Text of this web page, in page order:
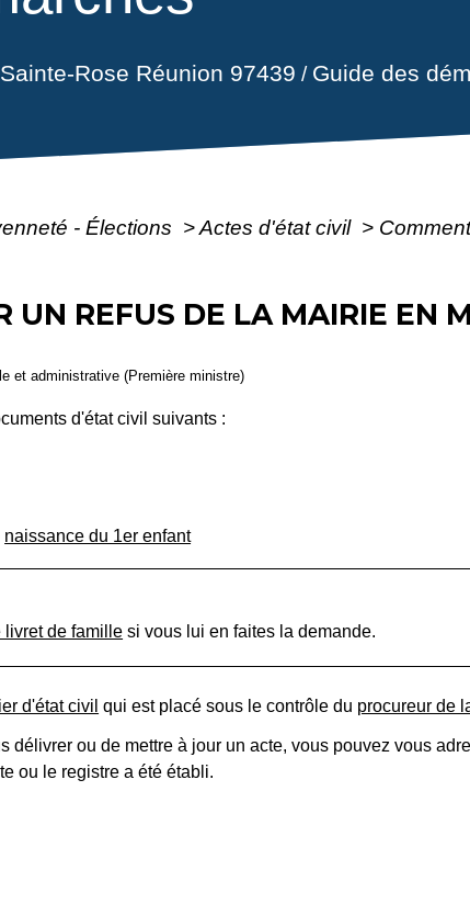
Rose Réunion 97439 / Guide des
- Élections >Actes d'état civil >
UN REFUS DE LA MAIRIE EN
et administrative (Première ministre)
d'état civil suivants :
naissance du 1er enfant
livret de famille si vous lui en faites la demande.
d'état civil qui est placé sous le contrôle du procureur de
délivrer ou de mettre à jour un acte, vous pouvez vous
ou le registre a été établi.